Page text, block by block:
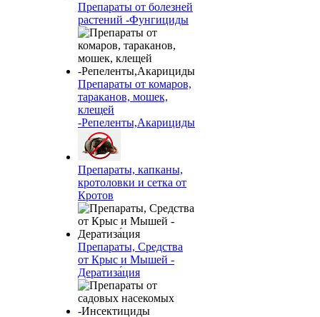
Препараты от болезней
растений -Фунгициды
Препараты от комаров,
тараканов, мошек,
клещей
-Репеленты,Акарициды
Препараты, капканы,
кротоловки и сетка от
Кротов
Препараты, Средства
от Крыс и Мышей -
Дератиза́ция